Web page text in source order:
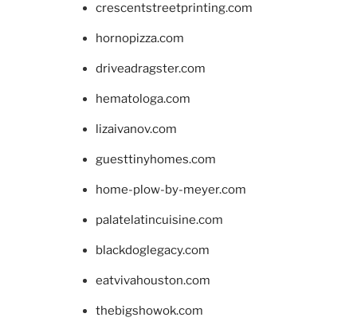
crescentstreetprinting.com
hornopizza.com
driveadragster.com
hematologa.com
lizaivanov.com
guesttinyhomes.com
home-plow-by-meyer.com
palatelatincuisine.com
blackdoglegacy.com
eatvivahouston.com
thebigshowok.com